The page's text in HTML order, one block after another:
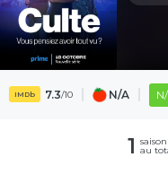
IMDb 7.3/10 N/A
1 saison
au